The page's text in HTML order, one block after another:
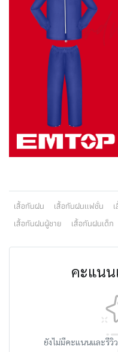
เสื้อกันฝน เสื้อกันฝนแฟชั่น
เสื้อกันฝนผู้ชาย
เสื้อกันฝนเด็ก
คะแนน
ยังไม่มีคะแนนและรีวิ